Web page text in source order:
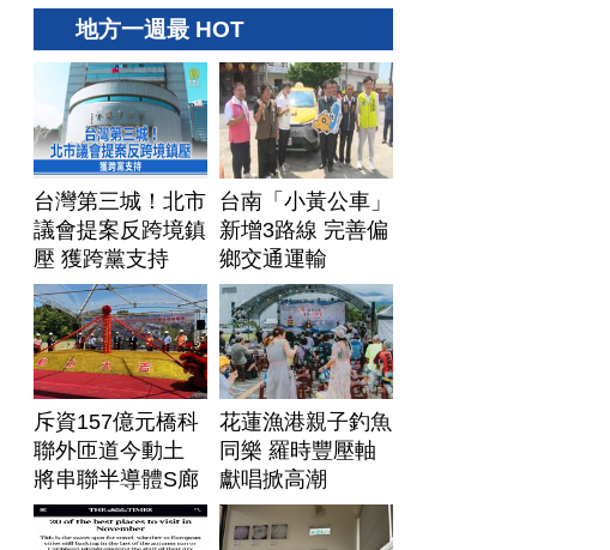
地方一週最 HOT
台灣第三城！北市
議會提案反跨境鎮
壓 獲跨黨支持
台南「小黃公車」
新增3路線 完善偏
鄉交通運輸
斥資157億元橋科
聯外匝道今動土
將串聯半導體S廊
帶
花蓮漁港親子釣魚
同樂 羅時豐壓軸
獻唱掀高潮